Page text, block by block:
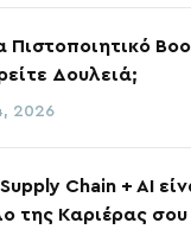
Πιστοποιητικό
Δουλειά;
2026
Supply Chain + AI
της Καριέρας σου